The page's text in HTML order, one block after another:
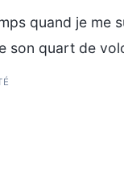
quand je me
son quart de